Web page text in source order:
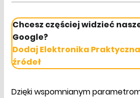
Chcesz częściej widzieć
Google?
Dodaj Elektronika
źródeł
Dzięki wspomnianym